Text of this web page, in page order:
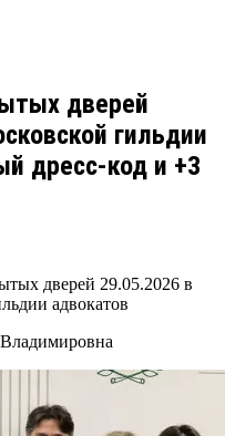
дверей
гильдии
дресс-код и +3
дверей 29.05.2026 в
адвокатов